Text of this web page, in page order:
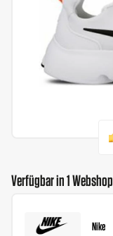
Verfügbar in 1 Webshop
Nike